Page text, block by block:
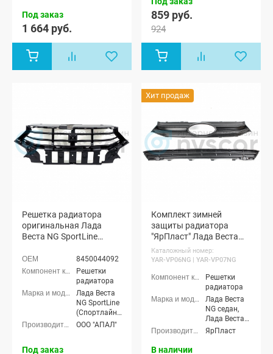
Под заказ
1 664 руб.
859 руб.
924
Решетка радиатора
оригинальная Лада
Веста NG SportLine
(8450044092)8450044092
Решетки
радиатора
Лада Веста
NG SportLine
(Спортлайн)
седан
ООО "АПАЛ"
Под заказ
Хит продаж
Комплект зимней
защиты радиатора
"ЯрПласт" Лада Веста
NG (черная шагрень)
Каталожный номер:
YAR-VP06NG | YAR-VP07NG
Решетки
радиатора
Лада Веста
NG седан,
Лада Веста
NG (SW)
ЯрПласт
В наличии